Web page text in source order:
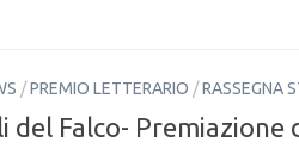
/PREMIO LETTERARIO /RASSEGNA
del Falco- Premiazione